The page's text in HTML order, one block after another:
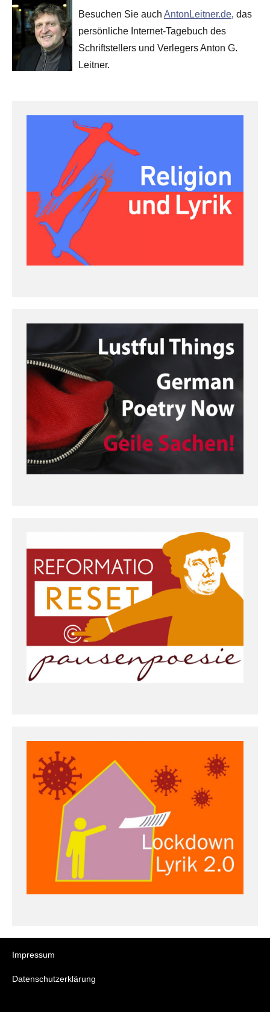
Besuchen Sie auch AntonLeitner.de, das
persönliche Internet-Tagebuch des
Schriftstellers und Verlegers Anton G.
Leitner.
Impressum
Datenschutzerklärung